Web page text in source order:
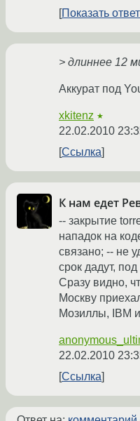
Показать
> длиннее 12
Аккурат под
xkitenz ★
22.02.2010
Ссылка
К нам едет
-- закрытие
нападок на
связано; -- не
срок дадут,
Сразу видно,
Москву
Мозиллы, IBM
22.02.2010
Ссылка